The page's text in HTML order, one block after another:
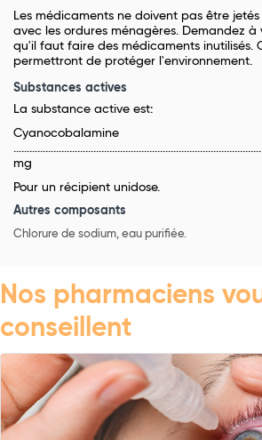
Les médicaments ne doivent pas être
avec les ordures ménagères. Demandez
qu'il faut faire des médicaments inutilisés.
permettront de protéger l'environnement.
Substances actives
La substance active est:
Cyanocobalamine
mg
Pour un récipient unidose.
Autres composants
Chlorure de sodium, eau purifiée.
Nos pharmaciens
conseillent